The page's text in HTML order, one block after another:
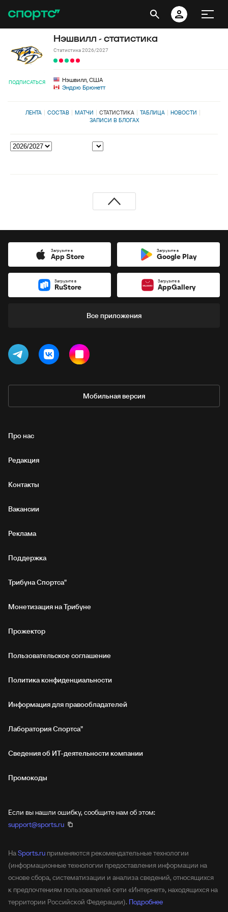
ПОДПИСАТЬСЯ
Нэшвилл - статистика
Статистика 2026/2027
Нэшвилл, США
Эндрю Брюнетт
ЛЕНТА СОСТАВ МАТЧИ СТАТИСТИКА ТАБЛИЦА
НОВОСТИ
ЗАПИСИ В БЛОГАХ
Загрузите в
App Store
Загрузите в
Google Play
Загрузите в
RuStore
Загрузите в
AppGallery
Все приложения
Мобильная версия
Про нас
Редакция
Контакты
Вакансии
Реклама
Поддержка
Трибуна Спортса"
Монетизация на Трибуне
Прожектор
Пользовательское соглашение
Политика конфиденциальности
Информация для правообладателей
Лаборатория Спортса"
Сведения об ИТ‑деятельности компании
Промокоды
Если вы нашли ошибку, сообщите нам об этом:
support@sports.ru
НаSports.ru применяются рекомендательные технологии
(информационные технологии предоставления информации на
основе сбора, систематизации и анализа сведений, относящихся
к предпочтениям пользователей сети «Интернет», находящихся на
территории Российской Федерации). Подробнее